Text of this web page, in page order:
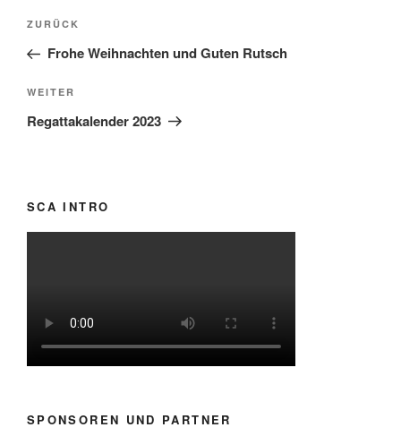
Beitragsnavigation
Vorheriger
Beitrag
ZURÜCK
Frohe Weihnachten und Guten Rutsch
Nächster
Beitrag
WEITER
Regattakalender 2023
SCA INTRO
SPONSOREN UND PARTNER